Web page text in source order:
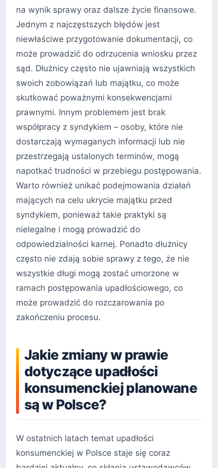
na wynik sprawy oraz dalsze życie finansowe.
Jednym z najczęstszych błędów jest
niewłaściwe przygotowanie dokumentacji, co
może prowadzić do odrzucenia wniosku przez
sąd. Dłużnicy często nie ujawniają wszystkich
swoich zobowiązań lub majątku, co może
skutkować poważnymi konsekwencjami
prawnymi. Innym problemem jest brak
współpracy z syndykiem – osoby, które nie
dostarczają wymaganych informacji lub nie
przestrzegają ustalonych terminów, mogą
napotkać trudności w przebiegu postępowania.
Warto również unikać podejmowania działań
mających na celu ukrycie majątku przed
syndykiem, ponieważ takie praktyki są
nielegalne i mogą prowadzić do
odpowiedzialności karnej. Ponadto dłużnicy
często nie zdają sobie sprawy z tego, że nie
wszystkie długi mogą zostać umorzone w
ramach postępowania upadłościowego, co
może prowadzić do rozczarowania po
zakończeniu procesu.
Jakie zmiany w prawie
dotyczące upadłości
konsumenckiej planowane
są w Polsce?
W ostatnich latach temat upadłości
konsumenckiej w Polsce staje się coraz